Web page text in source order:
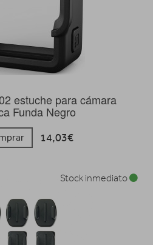
estuche para cámara
Funda Negro
14,03€
Stock inmediato